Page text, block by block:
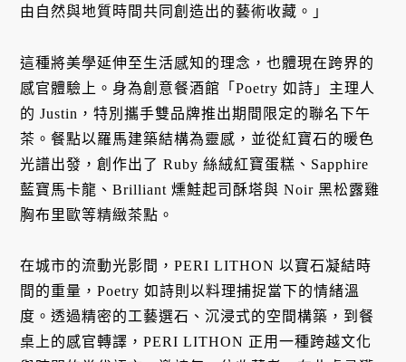
由自然與地質時間共同創造出的藝術收藏 。」
這種將美學延伸至生活感知的理念，也體現在跨界的
感官體驗上 。身為創意餐酒館「Poetry 如詩」主理人
的 Justin，特別攜手雙品牌推出期間限定的聯名下午
茶 。餐點以羅馬建築結構為靈感，並從紅寶石的暖色
光譜出發，創作出了 Ruby 絲絨紅寶蛋糕、Sapphire
藍寶馬卡龍、Brilliant 燻鮭起司酥塔與 Noir 黑松露雞
胸布里歐等精緻茶點 。
在城市的流動光影間，PERI LITHON 以寶石凝結時
間的重量，Poetry 如詩則以料理捕捉當下的情緒溫
度 。透過精密的工藝選石、沉浸式的空間構築，到餐
桌上的感官轉譯，PERI LITHON 正用一種跨越文化